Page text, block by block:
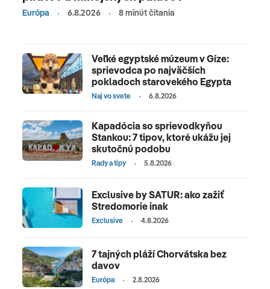
Európa 6.8.2026 8 minút čítania
Veľké egyptské múzeum v Gíze:
sprievodca po najväčších
pokladoch starovekého Egypta
Naj vo svete 6.8.2026
Kapadócia so sprievodkyňou
Stankou: 7 tipov, ktoré ukážu jej
skutočnú podobu
Rady a tipy 5.8.2026
Exclusive by SATUR: ako zažiť
Stredomorie inak
Exclusive 4.8.2026
7 tajných pláží Chorvátska bez
davov
Európa 2.8.2026